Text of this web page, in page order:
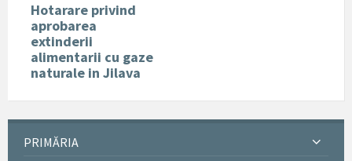
Hotarare privind
aprobarea
extinderii
alimentarii cu gaze
naturale in Jilava
PRIMĂRIA